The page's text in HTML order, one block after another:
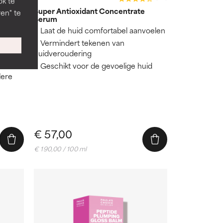
te
Super Antioxidant Concentrate
Serum
Laat de huid comfortabel aanvoelen
Vermindert tekenen van
huidveroudering
Geschikt voor de gevoelige huid
€ 57,00
€ 190,00 / 100 ml